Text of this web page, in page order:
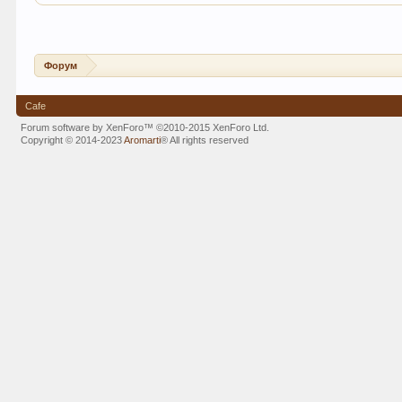
Форум
Cafe
Forum software by XenForo™©2010-2015 XenForo Ltd.
Copyright © 2014-2023Aromarti®All rights reserved